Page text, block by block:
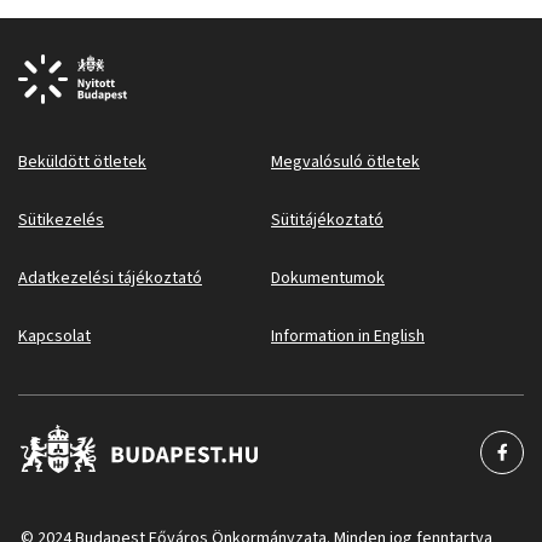
Beküldött ötletek Megvalósuló ötletek
Sütikezelés Sütitájékoztató
Adatkezelési tájékoztató Dokumentumok
Kapcsolat Information in English